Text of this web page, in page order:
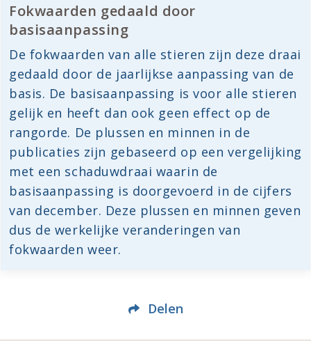
Fokwaarden gedaald door
basisaanpassing
De fokwaarden van alle stieren zijn deze draai
gedaald door de jaarlijkse aanpassing van de
basis. De basisaanpassing is voor alle stieren
gelijk en heeft dan ook geen effect op de
rangorde. De plussen en minnen in de
publicaties zijn gebaseerd op een vergelijking
met een schaduwdraai waarin de
basisaanpassing is doorgevoerd in de cijfers
van december. Deze plussen en minnen geven
dus de werkelijke veranderingen van
fokwaarden weer.
Delen